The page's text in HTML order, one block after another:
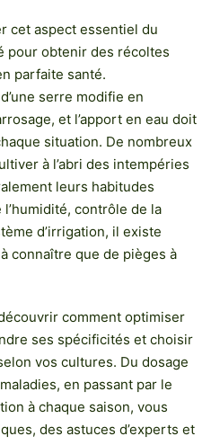
cet aspect essentiel du
pour obtenir des récoltes
parfaite santé.
serre modifie en
et l’apport en eau doit
situation. De nombreux
à l’abri des intempéries
leurs habitudes
l’humidité, contrôle de la
d’irrigation, il existe
connaître que de pièges à
comment optimiser
ses spécificités et choisir
vos cultures. Du dosage
en passant par le
à chaque saison, vous
des astuces d’experts et